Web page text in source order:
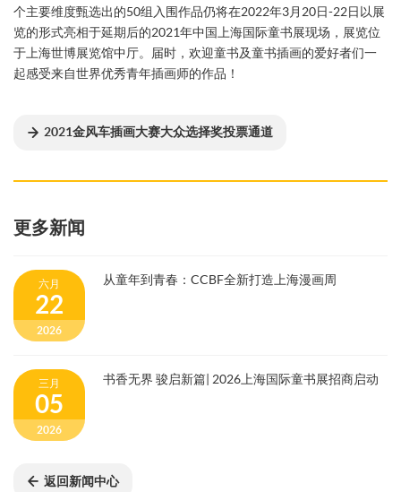
个主要维度甄选出的50组入围作品仍将在2022年3月20日-22日以展
览的形式亮相于延期后的2021年中国上海国际童书展现场，展览位
于上海世博展览馆中厅。届时，欢迎童书及童书插画的爱好者们一
起感受来自世界优秀青年插画师的作品！
2021金风车插画大赛大众选择奖投票通道
更多新闻
六月
22
2026
从童年到青春：CCBF全新打造上海漫画周
三月
05
2026
书香无界 骏启新篇| 2026上海国际童书展招商启动
返回新闻中心